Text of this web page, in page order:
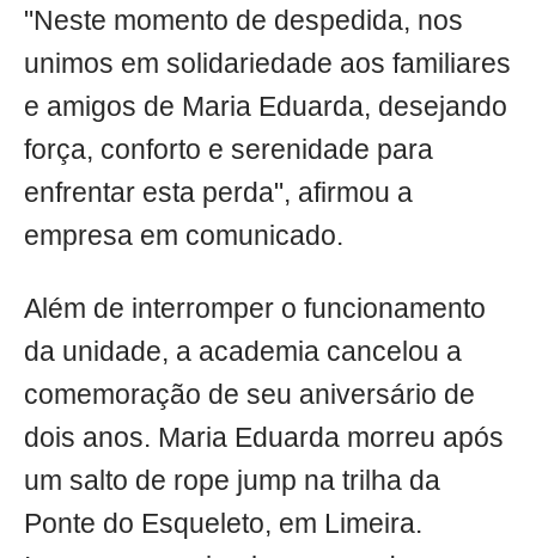
"Neste momento de despedida, nos
unimos em solidariedade aos familiares
e amigos de Maria Eduarda, desejando
força, conforto e serenidade para
enfrentar esta perda", afirmou a
empresa em comunicado.
Além de interromper o funcionamento
da unidade, a academia cancelou a
comemoração de seu aniversário de
dois anos. Maria Eduarda morreu após
um salto de rope jump na trilha da
Ponte do Esqueleto, em Limeira.